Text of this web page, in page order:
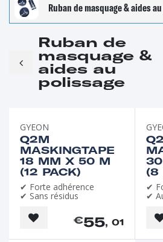
Ruban de masquage & aides
Ruban de
masquage &
aides au
polissage
GYEON
Q2M
MASKINGTAPE
18 MM X 50 M
(12 PACK)
✔ Forte adhérence
✔ Sans résidus
€55, 01
(8
✔
✔